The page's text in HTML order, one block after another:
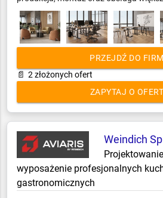
PRZEJDŹ DO
📄 2 złożonych ofert
ZAPYTAJ O
Weindich
wyposażenie profesjonalnych
gastronomicznych